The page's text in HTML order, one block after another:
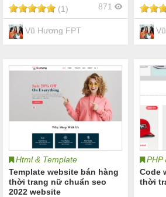
(1) 871
Vũ Hương FPT
Html & Template
Template website bán hàng
thời trang nữ chuẩn seo
2022 website
PHP
Code
thời